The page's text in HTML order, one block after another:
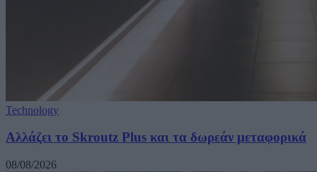
Technology
Αλλάζει το Skroutz Plus και τα δωρεάν μεταφορικά
08/08/2026